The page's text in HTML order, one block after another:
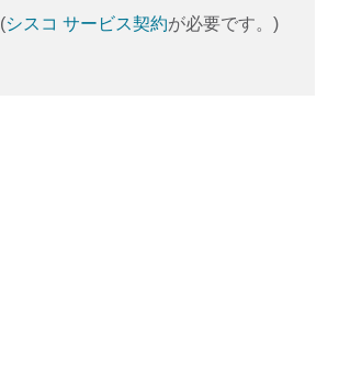
(シスコ サービス契約が必要です。)